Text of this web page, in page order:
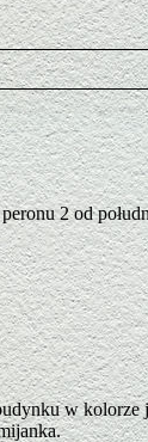
2 od
w kolorze